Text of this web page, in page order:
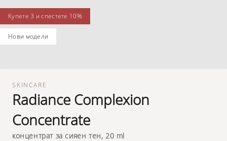
купете 3 и спестете 10%
нови модели
SKINCARE
Radiance Complexion
Concentrate
концентрат за сияен тен, 20 ml